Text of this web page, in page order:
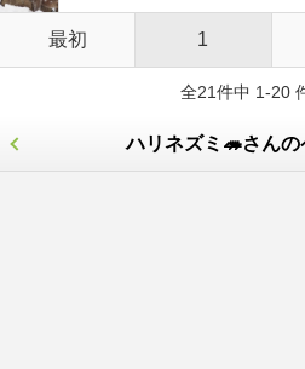
最初 1
全21件中 1-20
ハリネズミ🦔さん